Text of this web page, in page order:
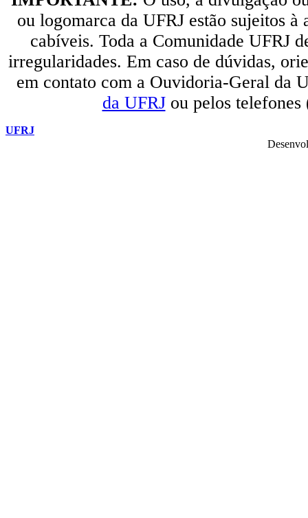
ou logomarca da UFRJ estão sujeitos
cabíveis. Toda a Comunidade UFRJ
irregularidades. Em caso de dúvidas,
em contato com a Ouvidoria-Geral da
da UFRJou pelos telefones
UFRJ